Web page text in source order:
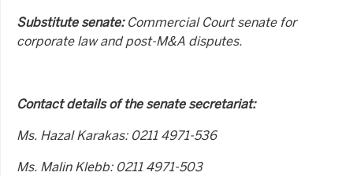
Substitute senate:Commercial Court senate for
corporate law and post-M&A disputes.
Contact details of the senate secretariat:
Ms. Hazal Karakas: 0211 4971-536
Ms. Malin Klebb: 0211 4971-503